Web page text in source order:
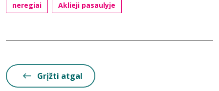
neregiai Aklieji pasaulyje
Grįžti atgal